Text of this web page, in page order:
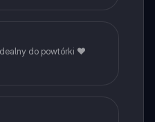
do powtórki ❤️